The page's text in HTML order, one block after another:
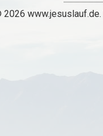
2026 www.jesuslauf.de.